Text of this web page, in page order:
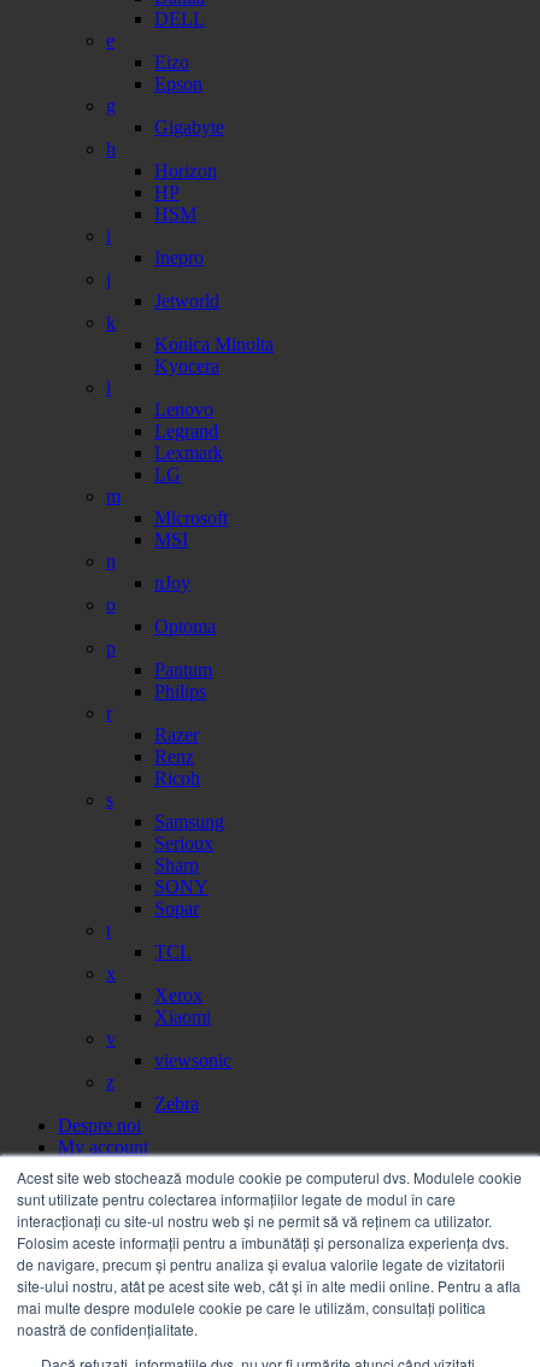
Acest site web stochează module cookie pe computerul dvs. Modulele cookie
sunt utilizate pentru colectarea informațiilor legate de modul în care
interacționați cu site-ul nostru web și ne permit să vă reținem ca utilizator.
Folosim aceste informații pentru a îmbunătăți și personaliza experiența dvs.
de navigare, precum și pentru analiza și evalua valorile legate de vizitatorii
site-ului nostru, atât pe acest site web, cât și în alte medii online. Pentru a afla
mai multe despre modulele cookie pe care le utilizăm, consultați politica
noastră de confidențialitate.
DELL
e
Eizo
Epson
g
Gigabyte
h
Horizon
HP
HSM
i
Inepro
j
Jetworld
k
Konica Minolta
Kyocera
l
Lenovo
Legrand
Lexmark
LG
m
Microsoft
MSI
n
nJoy
o
Optoma
p
Pantum
Philips
r
Razer
Renz
Ricoh
s
Samsung
Serioux
Sharp
SONY
Sopar
t
TCL
x
Xerox
Xiaomi
v
viewsonic
z
Zebra
Despre noi
My account
Partener
Portal facturi
Sesizare
Citire contor
Help
Servicii
Service on call
Estico – Soluții de Print & IT pentru Companii
FSMA – Full Service Maintenance Agreement